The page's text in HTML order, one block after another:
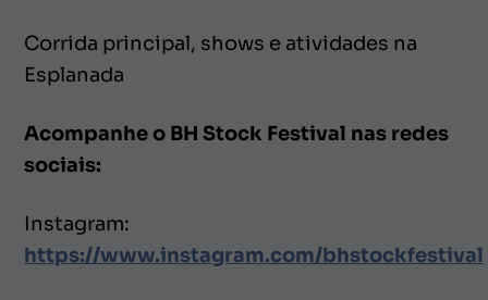
Corrida principal, shows e atividades na
Esplanada
Acompanhe o BH Stock Festival nas redes
sociais:
Instagram:
https://www.instagram.com/bhstockfestival